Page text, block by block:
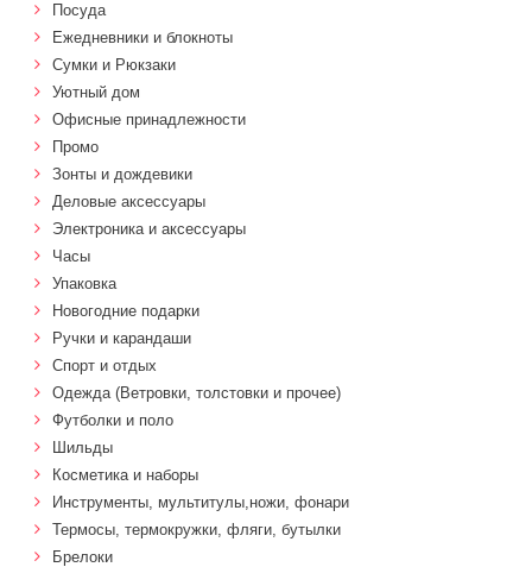
Посуда
Ежедневники и блокноты
Сумки и Рюкзаки
Уютный дом
Офисные принадлежности
Промо
Зонты и дождевики
Деловые аксессуары
Электроника и аксессуары
Часы
Упаковка
Новогодние подарки
Ручки и карандаши
Спорт и отдых
Одежда (Ветровки, толстовки и прочее)
Футболки и поло
Шильды
Косметика и наборы
Инструменты, мультитулы,ножи, фонари
Термосы, термокружки, фляги, бутылки
Брелоки